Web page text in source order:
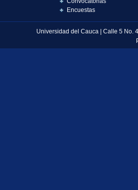
Encuestas
Universidad del Cauca | Calle 5 No.